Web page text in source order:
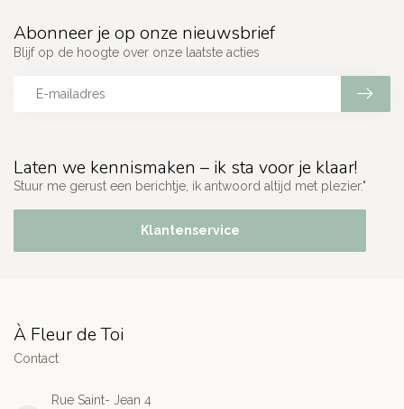
Laten we kennismaken – ik sta voor je klaar!
Stuur me gerust een berichtje, ik antwoord altijd met plezier."
Klantenservice
Abonneer je op onze nieuwsbrief
Blijf op de hoogte over onze laatste acties
À Fleur de Toi
Contact
Rue Saint- Jean 4